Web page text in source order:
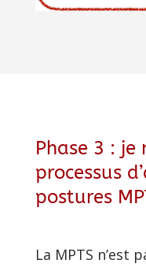
Phase 3 : je
processus
postures
La MPTS n’est